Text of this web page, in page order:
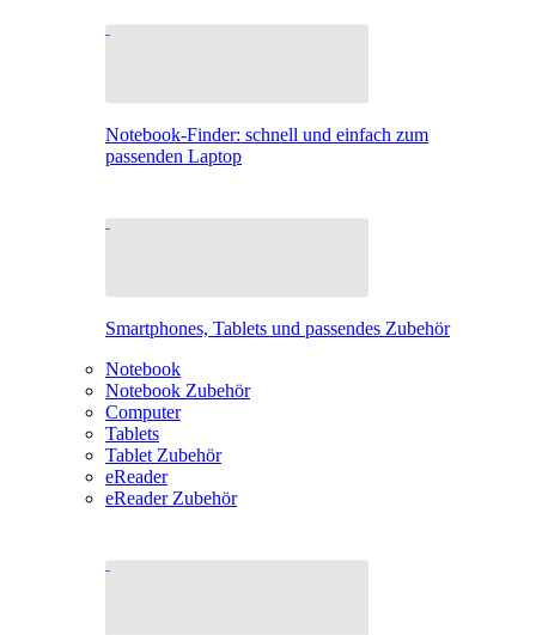
Notebook-Finder: schnell und einfach zum
passenden Laptop
Smartphones, Tablets und passendes Zubehör
Notebook
Notebook Zubehör
Computer
Tablets
Tablet Zubehör
eReader
eReader Zubehör